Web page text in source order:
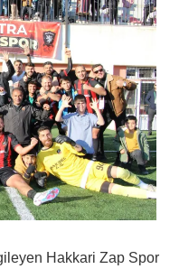
Hakkari Zap Spor